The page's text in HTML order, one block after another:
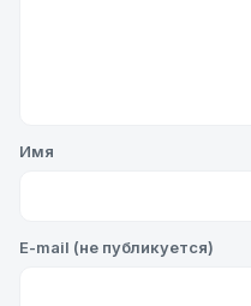
Имя
E-mail (не публикуется)